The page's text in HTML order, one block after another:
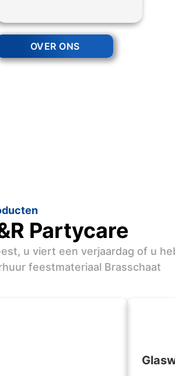
OVER ONS
Partycare
u viert een verjaardag of u
feestmateriaal Brasschaat